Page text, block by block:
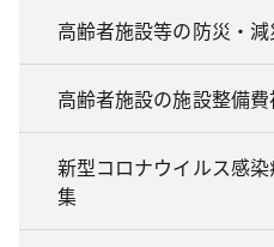
高齢者施設等の防災・
高齢者施設の施設整備
新型コロナウイルス感
集